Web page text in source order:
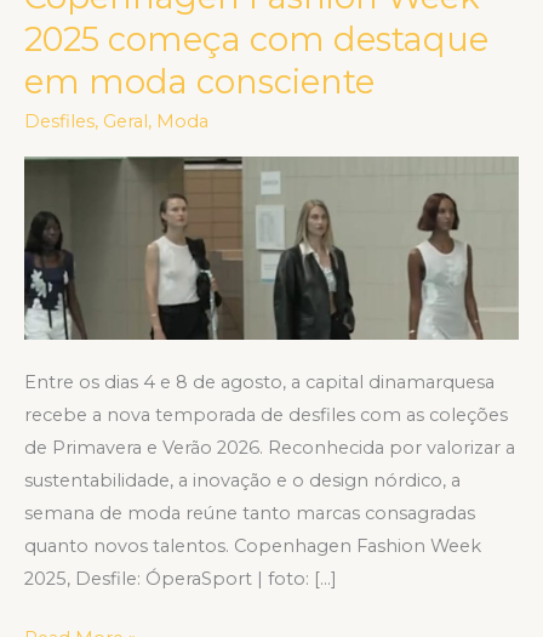
2025 começa com destaque
em moda consciente
Desfiles, Geral , Moda
Entre os dias 4 e 8 de agosto, a capital dinamarquesa
recebe a nova temporada de desfiles com as coleções
de Primavera e Verão 2026. Reconhecida por valorizar a
sustentabilidade, a inovação e o design nórdico, a
semana de moda reúne tanto marcas consagradas
quanto novos talentos. Copenhagen Fashion Week
2025, Desfile: ÓperaSport | foto: […]
Fashion
Week
2025
começa
com
em
moda
consciente